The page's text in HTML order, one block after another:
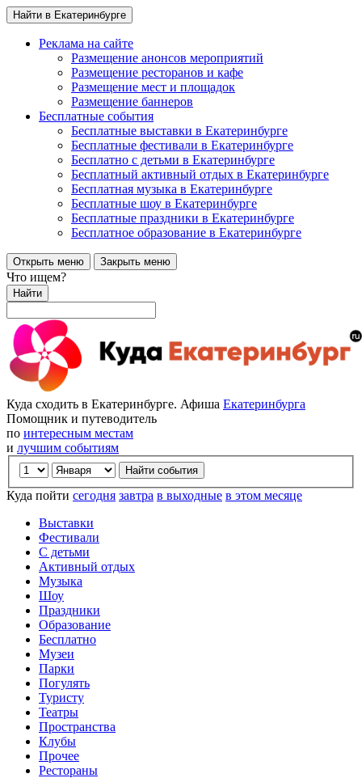
Найти в Екатеринбурге
Реклама на сайте
Размещение анонсов мероприятий
Размещение ресторанов и кафе
Размещение мест и площадок
Размещение баннеров
Бесплатные события
Бесплатные выставки в Екатеринбурге
Бесплатные фестивали в Екатеринбурге
Бесплатно с детьми в Екатеринбурге
Бесплатный активный отдых в Екатеринбурге
Бесплатная музыка в Екатеринбурге
Бесплатные шоу в Екатеринбурге
Бесплатные праздники в Екатеринбурге
Бесплатное образование в Екатеринбурге
Открыть меню Закрыть меню
Что ищем?
Найти
Куда сходить в Екатеринбурге. Афиша Екатеринбурга
Помощник и путеводитель
по интересным местам
и лучшим событиям
Куда пойти сегодня завтра в выходные в этом месяце
Выставки
Фестивали
С детьми
Активный отдых
Музыка
Шоу
Праздники
Образование
Бесплатно
Музеи
Парки
Погулять
Туристу
Театры
Пространства
Клубы
Прочее
Рестораны